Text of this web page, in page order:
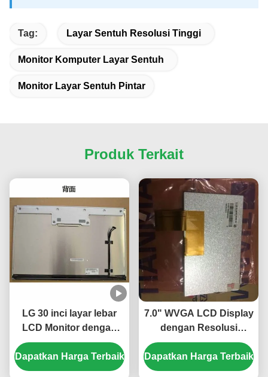
Tag: Layar Sentuh Resolusi Tinggi
Monitor Komputer Layar Sentuh
Monitor Layar Sentuh Pintar
Produk Terkait
LG 30 inci layar lebar
LCD Monitor dengan
2560 * 1600 Resolusi
dan 350cd / m2
Kecerahan
Dapatkan Harga Terbaik
7.0" WVGA LCD Display
dengan Resolusi
800×480 dan 350 cd/m2
Kecerahan Panel TFT-
LCD
Dapatkan Harga Terbaik